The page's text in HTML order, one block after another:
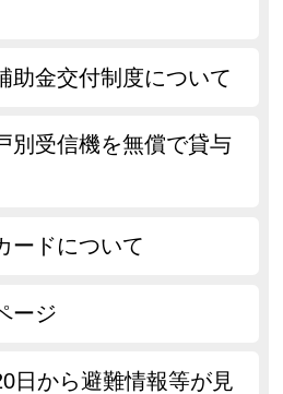
助金交付制度について
別受信機を無償で貸与
ードについて
ージ
日から避難情報等が見